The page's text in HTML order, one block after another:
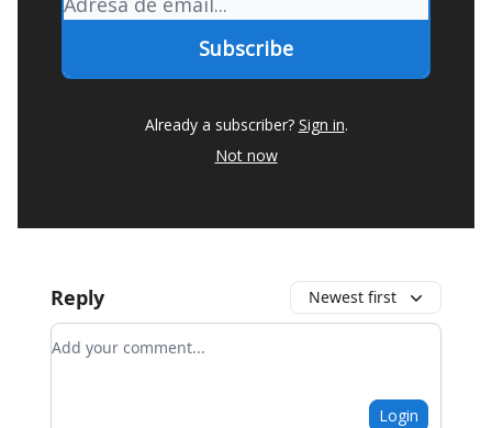
Already a subscriber? Sign in.
Not now
Reply Newest first
Add your comment
Login